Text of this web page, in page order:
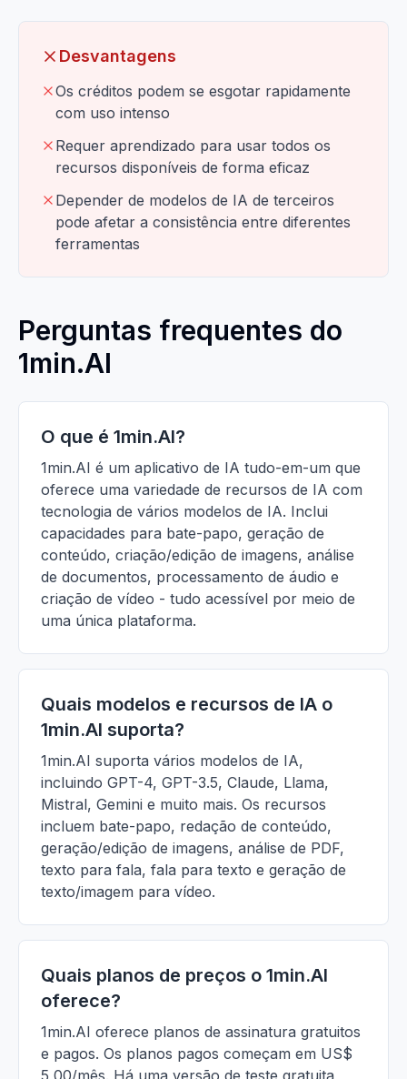
Desvantagens
Os créditos podem se esgotar rapidamente
com uso intenso
Requer aprendizado para usar todos os
recursos disponíveis de forma eficaz
Depender de modelos de IA de terceiros
pode afetar a consistência entre diferentes
ferramentas
Perguntas frequentes do
1min.AI
O que é 1min.AI?
1min.AI é um aplicativo de IA tudo-em-um que
oferece uma variedade de recursos de IA com
tecnologia de vários modelos de IA. Inclui
capacidades para bate-papo, geração de
conteúdo, criação/edição de imagens, análise
de documentos, processamento de áudio e
criação de vídeo - tudo acessível por meio de
uma única plataforma.
Quais modelos e recursos de IA o
1min.AI suporta?
1min.AI suporta vários modelos de IA,
incluindo GPT-4, GPT-3.5, Claude, Llama,
Mistral, Gemini e muito mais. Os recursos
incluem bate-papo, redação de conteúdo,
geração/edição de imagens, análise de PDF,
texto para fala, fala para texto e geração de
texto/imagem para vídeo.
Quais planos de preços o 1min.AI
oferece?
1min.AI oferece planos de assinatura gratuitos
e pagos. Os planos pagos começam em US$
5,00/mês. Há uma versão de teste gratuita